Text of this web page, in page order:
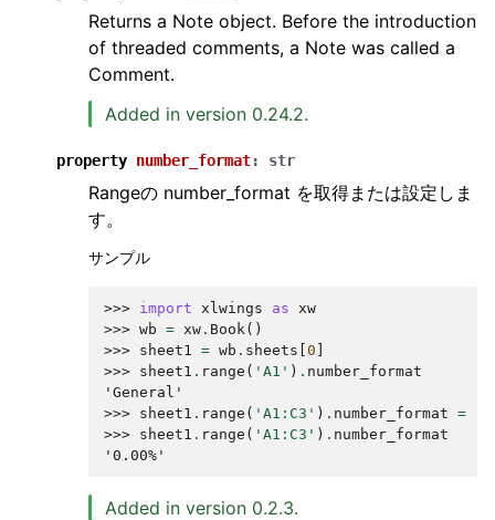
Returns a Note object. Before the introduction
of threaded comments, a Note was called a
Comment.
Added in version 0.24.2.
property number_format: str
Rangeの number_format を取得または設定しま
す。
サンプル
>>> import xlwings as xw
>>> wb = xw . Book()
>>> sheet1 = wb . sheets 0
>>> sheet1 . range ( 'A1' ) . number_format
'General'
>>> sheet1 . range ( 'A1:C3' ) . number_format =
>>> sheet1 . range ( 'A1:C3' ) . number_format
'0.00%'
Added in version 0.2.3.